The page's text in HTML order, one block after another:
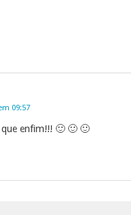
09:57
enfim!!! 🙂 🙂 🙂